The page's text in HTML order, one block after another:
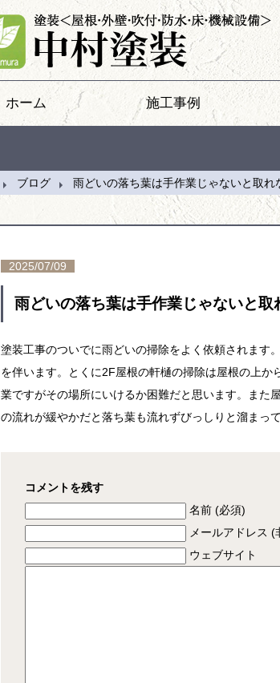
ホーム 施工事例
ブログ 雨どいの落ち葉は手作業じゃないと取れ
2025/07/09
雨どいの落ち葉は手作業じゃないと取
塗装工事のついでに雨どいの掃除をよく依頼されます
を伴います。とくに2F屋根の軒樋の掃除は屋根の上
業ですがその場所にいけるか困難だと思います。また
の流れが緩やかだと落ち葉も流れずびっしりと溜まっ
コメントを残す
名前 (必須)
メールアドレス
ウェブサイト